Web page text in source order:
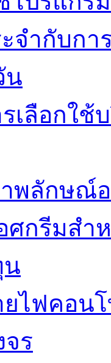
จำกับกา
น
เลือกใช้
าพลักษณ์
ศกรีมสำ
น
ไฟคอน
ร